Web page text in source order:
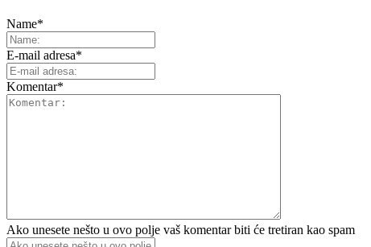
Name*
E-mail adresa*
Komentar*
Ako unesete nešto u ovo polje vaš komentar biti će tretiran kao spam